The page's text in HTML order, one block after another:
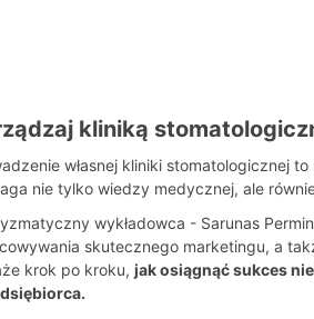
kliniką
własnej kliniki stomatologicznej
nie tylko wiedzy medycznej, ale
wykładowca - Sarunas
skutecznego marketingu, a
krok po kroku, jak osiągnąć sukces